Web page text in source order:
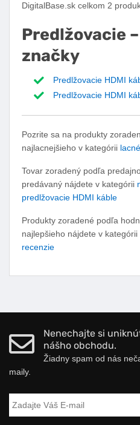
DigitalBase.sk celkom 2
Predlžovacie
značky
Predlžovacie HDMI
Predlžovacie HDMI
Pozrite sa na produkty
najlacnejšieho v kategórii
Tovar zoradený podľa
predávaný nájdete v kategórii
predlžovacie HDMI káble
Produkty zoradené podľa
najlepšieho nájdete v kategórii
recenzie
Nenechajte si
nášho obchodu.
Žiadny spam od nás
maily.